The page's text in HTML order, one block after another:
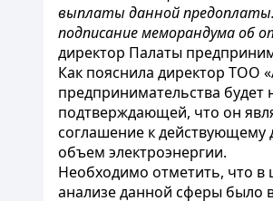
выплаты данной предоплаты.
подписание меморандума об
директор Палаты
Как пояснила директор ТОО
предпринимательства
подтверждающей, что он
соглашение к действующему
объем электроэнергии.
Необходимо отметить, что в
анализе данной сферы было